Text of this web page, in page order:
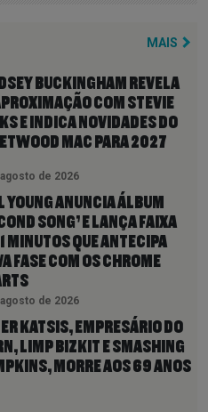
MAIS
BUCKINGHAM REVELA
COM STEVIE
E INDICA NOVIDADES DO
MAC PARA 2027
de 2026
YOUNG ANUNCIA ÁLBUM
SONG’ E LANÇA FAIXA
MINUTOS QUE ANTECIPA
FASE COM OS CHROME
de 2026
KATSIS, EMPRESÁRIO DO
LIMP BIZKIT E SMASHING
MORRE AOS 69 ANOS